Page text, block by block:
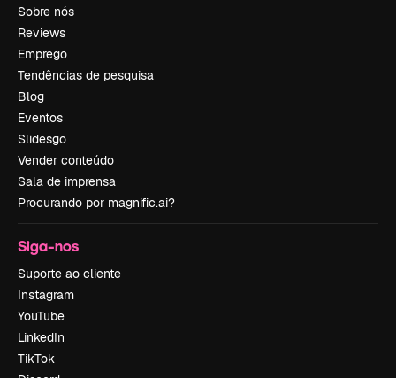
Sobre nós
Reviews
Emprego
Tendências de pesquisa
Blog
Eventos
Slidesgo
Vender conteúdo
Sala de imprensa
Procurando por magnific.ai?
Siga-nos
Suporte ao cliente
Instagram
YouTube
LinkedIn
TikTok